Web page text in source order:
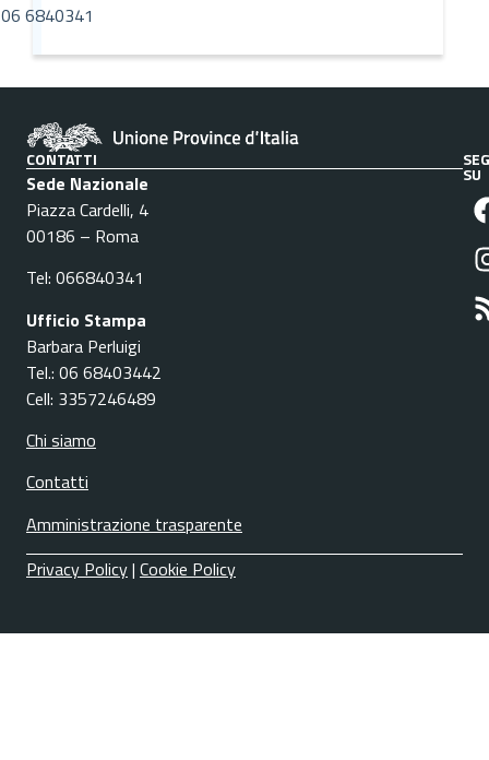
06 6840341
CONTATTI
Sede Nazionale
Piazza Cardelli, 4
00186 – Roma
Tel: 066840341
Ufficio Stampa
Barbara Perluigi
Tel.: 06 68403442
Cell: 3357246489
Chi siamo
Contatti
Amministrazione trasparente
SU
Privacy Policy| Cookie Policy